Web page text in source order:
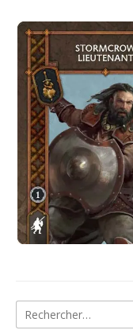
Rechercher :